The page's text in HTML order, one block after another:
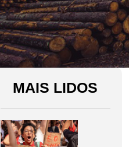
MAIS LIDOS